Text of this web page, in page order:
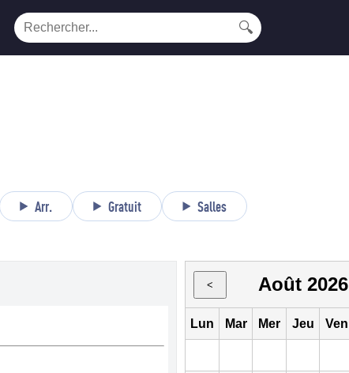
🔍
Arr. Gratuit Salles
< Août 2026
Lun Mar Mer Jeu Ven